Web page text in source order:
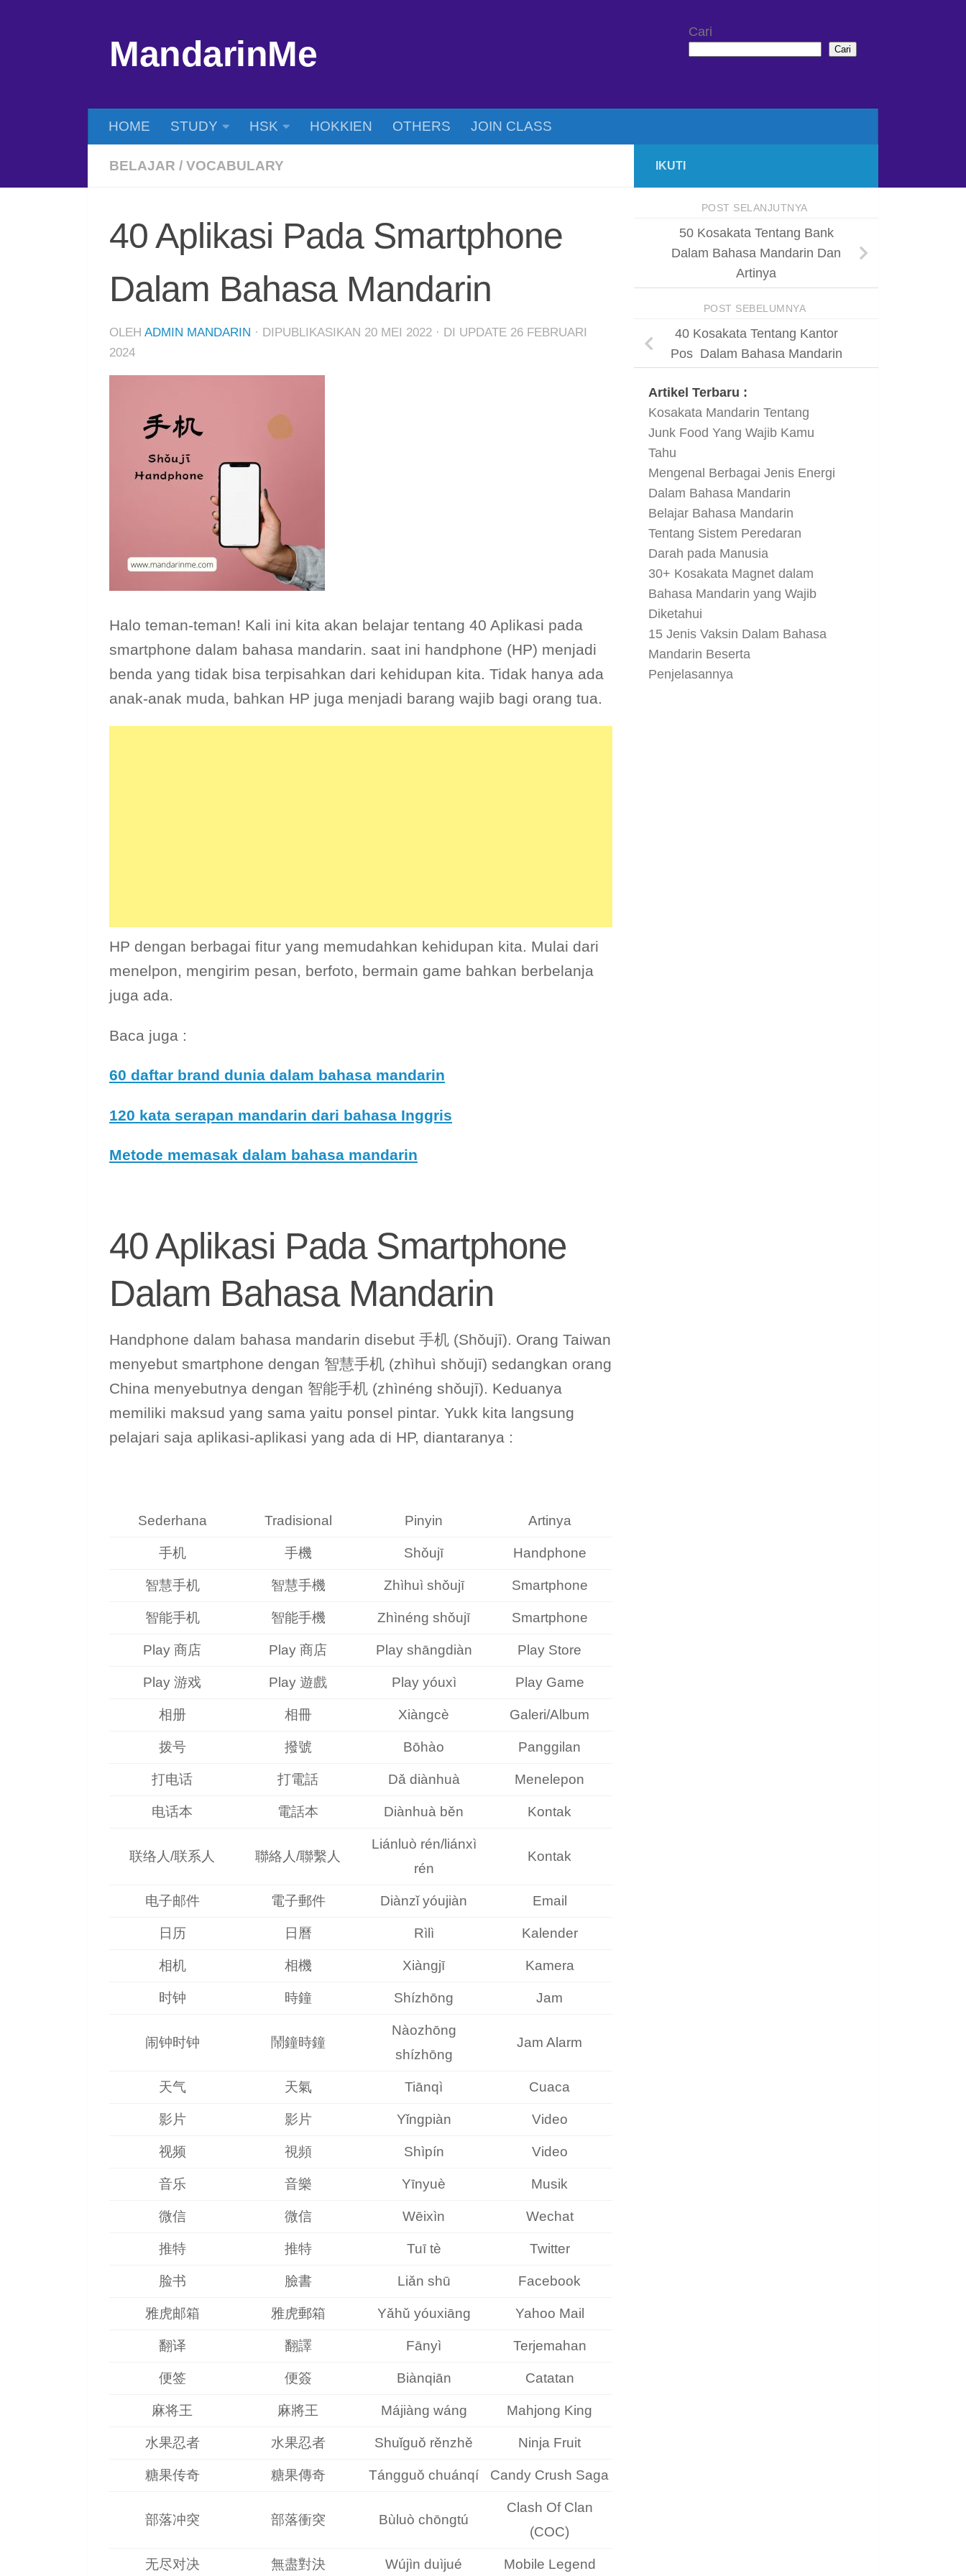
MandarinMe
Cari
Cari
HOME STUDY HSK HOKKIEN OTHERS JOIN CLASS
BELAJAR / VOCABULARY
40 Aplikasi Pada Smartphone
Dalam Bahasa Mandarin
OLEH ADMIN MANDARIN · DIPUBLIKASIKAN 20 MEI 2022 · DI UPDATE 26 FEBRUARI
2024
Halo teman-teman! Kali ini kita akan belajar tentang 40 Aplikasi pada
smartphone dalam bahasa mandarin. saat ini handphone (HP) menjadi
benda yang tidak bisa terpisahkan dari kehidupan kita. Tidak hanya ada
anak-anak muda, bahkan HP juga menjadi barang wajib bagi orang tua.
HP dengan berbagai fitur yang memudahkan kehidupan kita. Mulai dari
menelpon, mengirim pesan, berfoto, bermain game bahkan berbelanja
juga ada.
Baca juga :
60 daftar brand dunia dalam bahasa mandarin
120 kata serapan mandarin dari bahasa Inggris
Metode memasak dalam bahasa mandarin
40 Aplikasi Pada Smartphone
Dalam Bahasa Mandarin
Handphone dalam bahasa mandarin disebut 手机 (Shǒujī). Orang Taiwan
menyebut smartphone dengan 智慧手机 (zhìhuì shǒujī) sedangkan orang
China menyebutnya dengan 智能手机 (zhìnéng shǒujī). Keduanya
memiliki maksud yang sama yaitu ponsel pintar. Yukk kita langsung
pelajari saja aplikasi-aplikasi yang ada di HP, diantaranya :
Sederhana Tradisional Pinyin Artinya
手机 手機 Shǒujī Handphone
智慧手机 智慧手機 Zhìhuì shǒujī Smartphone
智能手机 智能手機 Zhìnéng shǒujī Smartphone
Play 商店 Play 商店 Play shāngdiàn Play Store
Play 游戏 Play 遊戲 Play yóuxì Play Game
相册 相冊 Xiàngcè Galeri/Album
拨号 撥號 Bōhào Panggilan
打电话 打電話 Dǎ diànhuà Menelepon
电话本 電話本 Diànhuà běn Kontak
联络人/联系人 聯絡人/聯繫人
Liánluò rén/liánxì
rén
Kontak
电子邮件 電子郵件 Diànzǐ yóujiàn Email
日历 日曆 Rìlì Kalender
相机 相機 Xiàngjī Kamera
时钟 時鐘 Shízhōng Jam
闹钟时钟 鬧鐘時鐘
Nàozhōng
shízhōng
Jam Alarm
天气 天氣 Tiānqì Cuaca
影片 影片 Yǐngpiàn Video
视频 視頻 Shìpín Video
音乐 音樂 Yīnyuè Musik
微信 微信 Wēixìn Wechat
推特 推特 Tuī tè Twitter
脸书 臉書 Liǎn shū Facebook
雅虎邮箱 雅虎郵箱 Yǎhǔ yóuxiāng Yahoo Mail
翻译 翻譯 Fānyì Terjemahan
便签 便簽 Biànqiān Catatan
麻将王 麻將王 Májiàng wáng Mahjong King
水果忍者 水果忍者 Shuǐguǒ rěnzhě Ninja Fruit
糖果传奇 糖果傳奇 Tángguǒ chuánqí Candy Crush Saga
部落冲突 部落衝突 Bùluò chōngtú
Clash Of Clan
(COC)
无尽对决 無盡對決 Wújìn duìjué Mobile Legend
IKUTI
POST SELANJUTNYA
50 Kosakata Tentang Bank
Dalam Bahasa Mandarin Dan
Artinya
POST SEBELUMNYA
40 Kosakata Tentang Kantor
Pos Dalam Bahasa Mandarin
Artikel Terbaru :
Kosakata Mandarin Tentang
Junk Food Yang Wajib Kamu
Tahu
Mengenal Berbagai Jenis Energi
Dalam Bahasa Mandarin
Belajar Bahasa Mandarin
Tentang Sistem Peredaran
Darah pada Manusia
30+ Kosakata Magnet dalam
Bahasa Mandarin yang Wajib
Diketahui
15 Jenis Vaksin Dalam Bahasa
Mandarin Beserta
Penjelasannya